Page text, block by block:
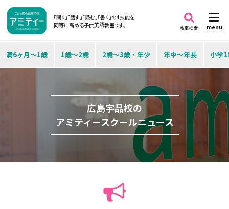
「聞く」「話す」「読む」「書く」の4技能を
同等に高める子供英語教室です。
menu
教室検索
満6ヶ月～1歳 1歳～2歳 2歳～3歳・年少 年中～年長 小学
広島宇品校の
アミティースクールニュース